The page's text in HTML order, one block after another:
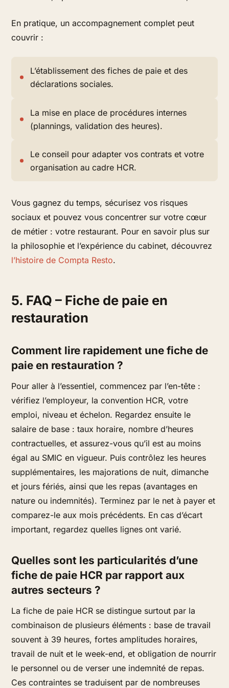
En pratique, un accompagnement complet peut
couvrir :
L’établissement des fiches de paie et des
déclarations sociales.
La mise en place de procédures internes
(plannings, validation des heures).
Le conseil pour adapter vos contrats et votre
organisation au cadre HCR.
Vous gagnez du temps, sécurisez vos risques
sociaux et pouvez vous concentrer sur votre cœur
de métier : votre restaurant. Pour en savoir plus sur
la philosophie et l’expérience du cabinet, découvrez
l’histoire de Compta Resto.
5. FAQ – Fiche de paie en
restauration
Comment lire rapidement une fiche de
paie en restauration ?
Pour aller à l’essentiel, commencez par l’en-tête :
vérifiez l’employeur, la convention HCR, votre
emploi, niveau et échelon. Regardez ensuite le
salaire de base : taux horaire, nombre d’heures
contractuelles, et assurez-vous qu’il est au moins
égal au SMIC en vigueur. Puis contrôlez les heures
supplémentaires, les majorations de nuit, dimanche
et jours fériés, ainsi que les repas (avantages en
nature ou indemnités). Terminez par le net à payer et
comparez-le aux mois précédents. En cas d’écart
important, regardez quelles lignes ont varié.
Quelles sont les particularités d’une
fiche de paie HCR par rapport aux
autres secteurs ?
La fiche de paie HCR se distingue surtout par la
combinaison de plusieurs éléments : base de travail
souvent à 39 heures, fortes amplitudes horaires,
travail de nuit et le week-end, et obligation de nourrir
le personnel ou de verser une indemnité de repas.
Ces contraintes se traduisent par de nombreuses